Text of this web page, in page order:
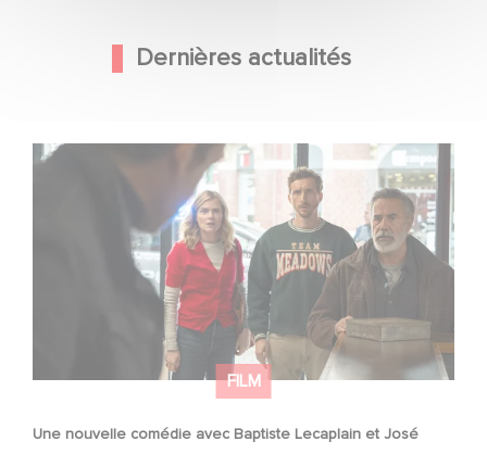
Dernières actualités
FILM
Une nouvelle comédie avec Baptiste Lecaplain et José
Une nouvelle comédie avec Baptiste Lecaplain et José
Garcia en 2027 !